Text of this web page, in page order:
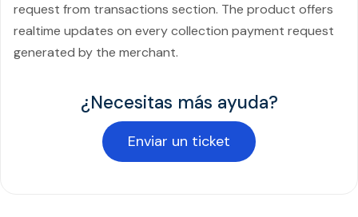
request from transactions section. The product offers
realtime updates on every collection payment request
generated by the merchant.
¿Necesitas más ayuda?
Enviar un ticket